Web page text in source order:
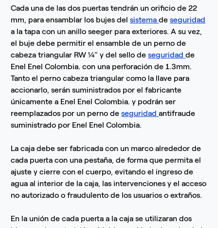
Cada una de las dos puertas tendrán un orificio de 22
mm, para ensamblar los bujes delsistemadeseguridad
a la tapa con un anillo seeger para exteriores. A su vez,
el buje debe permitir el ensamble de un perno de
cabeza triangular RW ¼” y del sello deseguridadde
Enel Enel Colombia. con una perforación de 1.3mm.
Tanto el perno cabeza triangular como la llave para
accionarlo, serán suministrados por el fabricante
únicamente a Enel Enel Colombia. y podrán ser
reemplazados por un perno deseguridadantifraude
suministrado por Enel Enel Colombia.
La caja debe ser fabricada con un marco alrededor de
cada puerta con una pestaña, de forma que permita el
ajuste y cierre con el cuerpo, evitando el ingreso de
agua al interior de la caja, las intervenciones y el acceso
no autorizado o fraudulento de los usuarios o extraños.
En la unión de cada puerta a la caja se utilizaran dos